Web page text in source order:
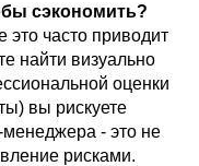
сэкономить?
это часто приводит
найти визуально
оценки
вы рискуете
- это не
рисками.